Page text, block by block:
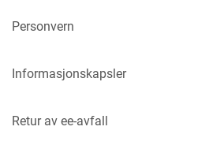
Personvern
Informasjonskapsler
Retur av ee-avfall